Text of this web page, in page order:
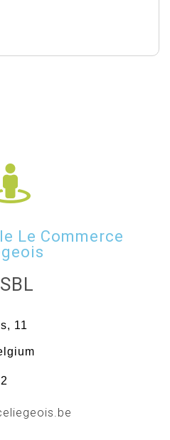
Le Commerce
11